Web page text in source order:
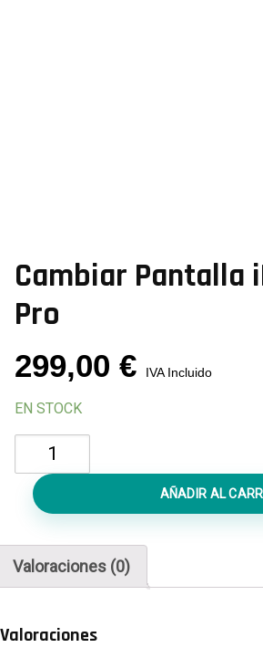
Cambiar Pantalla
Pro
299,00 € IVA Incluido
EN STOCK
Cambiar
iPhone
AÑADIR AL
Valoraciones (0)
Valoraciones